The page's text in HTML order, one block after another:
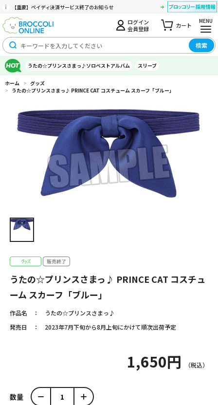
【重要】ペイディ決済サービス終了のお知らせ
ログイン
会員登録
カート
MENU
検索
うたの☆プリンスさまっ♪ソロベストアルバム スリーブ
ホーム > グッズ
> うたの☆プリンスさまっ♪ PRINCE CAT コスチューム スカーフ「ブルー」
うたの☆プリンスさまっ♪ PRINCE CAT コスチュ
ーム スカーフ「ブルー」
作品名
うたの☆プリンスさまっ♪
発売日
2023年7月下旬から8月上旬にかけて順次出荷予定
1,650円
数量